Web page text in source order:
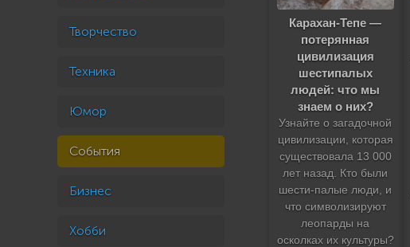
Творчество
Техника
Юмор
События
Бизнес
Хобби
Карахан-Тепе —
потерянная
цивилизация
шестипалых
людей: что мы
знаем о них?
Узнайте о загадочной
цивилизации, которая
существовала 13 000
лет назад. Кто были
шести-палые люди, и
что символизируют
леопарды на
осколках их культуры?